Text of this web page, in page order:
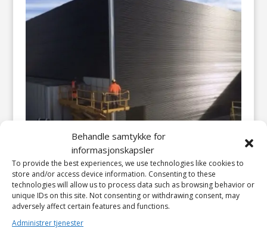
Behandle samtykke for
informasjonskapsler
To provide the best experiences, we use technologies like cookies to
store and/or access device information. Consenting to these
technologies will allow us to process data such as browsing behavior or
unique IDs on this site. Not consenting or withdrawing consent, may
adversely affect certain features and functions.
Administrer tjenester
Kjenn i Lørenskog